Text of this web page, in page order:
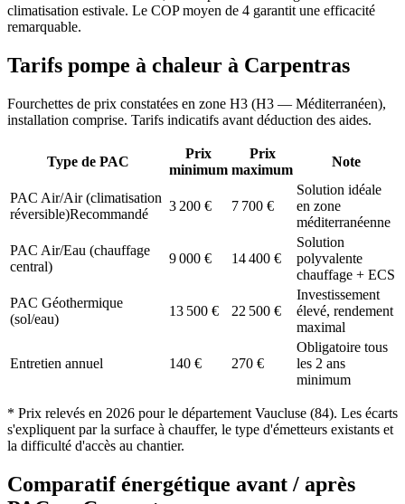
climatisation estivale. Le COP moyen de 4 garantit une efficacité
remarquable.
Tarifs pompe à chaleur à Carpentras
Fourchettes de prix constatées en zone H3 (H3 — Méditerranéen),
installation comprise. Tarifs indicatifs avant déduction des aides.
Type de PAC
Prix
minimum
Prix
maximum
Note
PAC Air/Air (climatisation
réversible)Recommandé
3 200 € 7 700 €
Solution idéale
en zone
méditerranéenne
PAC Air/Eau (chauffage
central)
9 000 € 14 400 €
Solution
polyvalente
chauffage + ECS
PAC Géothermique
(sol/eau)
13 500 € 22 500 €
Investissement
élevé, rendement
maximal
Entretien annuel 140 € 270 €
Obligatoire tous
les 2 ans
minimum
* Prix relevés en 2026 pour le département Vaucluse (84). Les écarts
s'expliquent par la surface à chauffer, le type d'émetteurs existants et
la difficulté d'accès au chantier.
Comparatif énergétique avant / après